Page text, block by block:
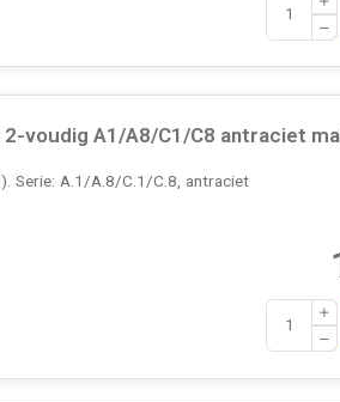
voudig A1/A8/C1/C8 antraciet
Serie: A.1/A.8/C.1/C.8, antraciet